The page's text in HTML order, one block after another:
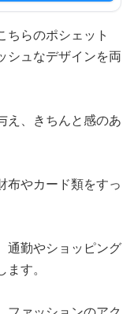
ちらのポシェット
シュなデザインを両
え、きちんと感のあ
布やカード類をすっ
通勤やショッピング
す。